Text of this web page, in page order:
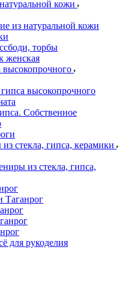
кожи
из натуральной кожи
торбы
женская
высокопрочного
Собственное
стекла, гипса, керамики
из стекла, гипса,
Таганрог
для рукоделия